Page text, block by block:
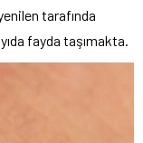
tarafında
fayda taşımakta.